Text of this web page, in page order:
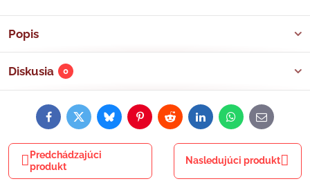
Popis
Diskusia 0
FacebookTwitterBlueskyPinterestRedditLinkedInWhatsApp
E-
mail
Predchádzajúci
produkt
Nasledujúci produkt